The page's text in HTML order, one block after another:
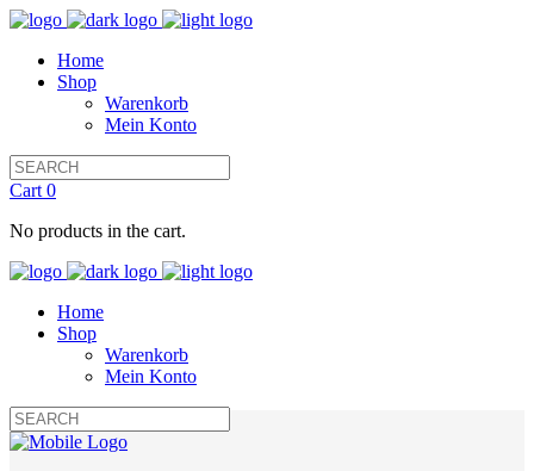
Home
Shop
Warenkorb
Mein Konto
Cart 0
No products in the cart.
Home
Shop
Warenkorb
Mein Konto